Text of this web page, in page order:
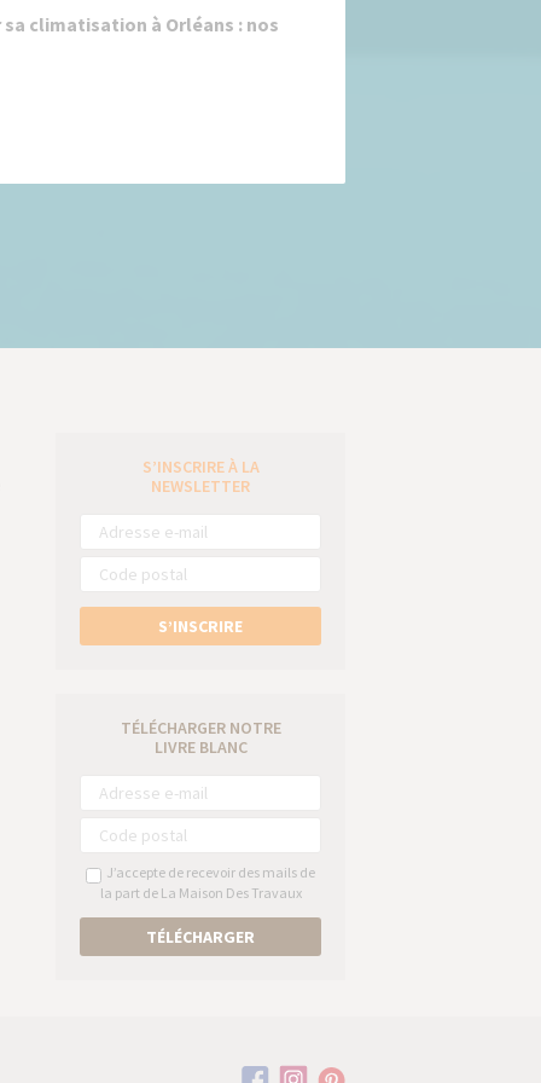
climatisation à Orléans : nos
S’INSCRIRE À LA
NEWSLETTER
S’INSCRIRE
TÉLÉCHARGER NOTRE
LIVRE BLANC
J’accepte de recevoir des mails de
la part de La Maison Des Travaux
TÉLÉCHARGER